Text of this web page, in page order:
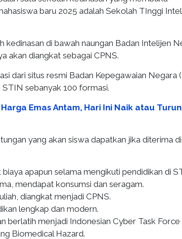
baru 2025 adalah Sekolah TInggi
kedinasan di bawah naungan Badan Intelijen
akan diangkat sebagai CPNS.
dari situs resmi Badan Kepegawaian Negara
sebanyak 100 formasi.
Emas Antam, Hari Ini Naik atau
yang akan siswa dapatkan jika diterima
apapun selama mengikuti pendidikan di
mendapat konsumsi dan seragam.
diangkat menjadi CPNS.
lengkap dan modern.
berlatih menjadi Indonesian Cyber Task Force
Biomedical Hazard.